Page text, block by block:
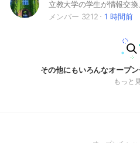
メンバー 3212
1 時間前
その他にもいろんなオープ
もっと